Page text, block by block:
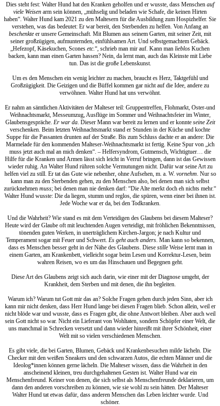
Dies steht fest: Walter Hund hat den Kranken geholfen und er wusste, dass Menschen auf
viele Weisen arm sein können, „mühselig und beladen wie Schafe, die keinen Hirten
haben“. Walter Hund kam 2021 zu den Maltesern für die Ausbildung zum Hospizhelfer. Sie
verstehen, was das bedeutet: Er war bereit, den Sterbenden zu helfen. Von Anfang an
beschenkte er unsere Gemeinschaft. Mit Blumen aus seinem Garten, mit seiner Zeit, mit
seiner großzügigen, aufmunternden, einfühlsamen Art. Und selbstgemachtem Gebäck.
„Hefezopf, Käsekuchen, Scones etc.“, schrieb man mir auf. Kann man lieblos Kuchen
backen, kann man einen Garten hassen? Nein, da lernt man, auch das Kleinste mit Liebe
tun. Das ist die große Lebenskunst.
Um es den Menschen ein wenig leichter zu machen, braucht es Herz, Taktgefühl und
Großzügigkeit. Die Geizigen und die Büffel kommen gar nicht auf die Idee, andere zu
verwöhnen. Walter Hund hat uns verwöhnt.
Er nahm an sämtlichen Aktivitäten der Malteser teil: Gruppentreffen, Flohmarkt, Oster-und
Weihnachtsmarkt, Messeumzug, Ausflüge im Sommer und Weihnachtsfeier im Winter,
Glaubensgespräche. Er war da. Dieser Mann war bereit zu lernen und er konnte seine Zeit
verschenken. Beim letzten Weihnachtsmarkt stand er Stunden in der Küche und kochte
Suppe für die Passanten drunten auf der Straße. Bis zum Schluss dachte er an andere: Die
Marmelade für den kommenden Malteser-Weihnachtsmarkt ist fertig. Keine Spur von „ich
muss jetzt auch mal an mich denken“. – Helfersyndrom, Gutmensch, Wichtigtuer… die
Hilfe für die Kranken und Armen lässt sich leicht in Verruf bringen, dann ist das Gewissen
wieder ruhig. An Walter Hund rühren solche Vermutungen nicht. Dafür war seine Art zu
helfen viel zu still. Er tat das Gute wie nebenher, ohne Aufsehen, m. a. W. vornehm . Nur so
kann man zu den Sterbenden gehen, zu den Menschen also, bei denen man sich selbst
zurücknehmen muss; bei denen man nie denken darf: “Die Alte merkt doch eh nichts mehr.“
Walter Hund wusste: Die da liegen, stumm und reglos, die spüren, wenn einer bei ihnen ist.
Jede Woche war er da, bei den Todkranken.
Und die Wahrheit? Wie stand es mit dem Verteidigen des Glaubens bei diesem Malteser?
Heute wird der Glaube oft mit leuchtenden Augen verteidigt, mit fröhlichen Bekenntnissen,
tönenden guten Werken, in unerträglichem Kirchen-Jargon; je nach Kultur und
Temperament sogar mit Feuer und Schwert. Es geht auch anders. Man kann so bekennen,
dass es Menschen besser geht in der Nähe des Glaubens. Diese stilleWeise lernt man in
einem Garten, am Krankenbett, vielleicht sogar beim Lesen und Korrektur-Lesen, beim
wahren Reisen, wo es um das Hinschauen und Begegnen geht.
Diese Art des Glaubens zeigt sich auch darin, wie einer mit der Diagnose umgeht, der
Krankheit, dem Sterben und mit denen, die ihn begleiten.
Warum ich? Warum tut Gott mir das an? Solche Fragen gehen durch jeden Sinn, aber ich
kann mir nicht denken, dass Herr Hund lange bei diesen Fragen blieb. Schon allein, weil er
nicht blöde war und wusste, dass es Fragen gibt, die ohne Antwort bleiben. Aber auch weil
sein Gott nicht so war. Nicht ein Lieferant von Wohltaten, sondern Schöpfer einer Welt, die
uns manchmal in Schrecken versetzt und dann wieder hinreißt mit ihrer Schönheit, einer
Welt mit so vielen verschiedenen Menschen.
Es gibt viele, die bei Garten, Blumen, Gebäck und Krankenbesuchen milde lächeln. Die
Checker mit den weißen Sneakers und den schwarzen Autos, die echten Männer und die
Ideolog*innen können gerne lächeln. Die Malteser wissen, dass die Wahrheit in den
anscheinend kleinen, treu durchgehaltenen Gesten ist. Walter Hund war ein
Menschenfreund. Keiner von denen, die sich selbst als Menschenfreunde deklarieren, um
dann den anderen vorschreiben zu können, wie sie wohl zu sein hätten. Der Malteser
Walter Hund tat etwas dafür, dass anderen Menschen das Leben leichter wurde. Und
schöner.